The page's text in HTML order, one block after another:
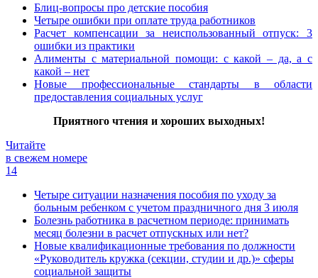
Блиц-вопросы про детские пособия
Четыре ошибки при оплате труда работников
Расчет компенсации за неиспользованный отпуск: 3
ошибки из практики
Алименты с материальной помощи: с какой – да, а с
какой – нет
Новые профессиональные стандарты в области
предоставления социальных услуг
Приятного чтения и хороших выходных!
Читайте
в свежем номере
14
Четыре ситуации назначения пособия по уходу за
больным ребенком с учетом праздничного дня 3 июля
Болезнь работника в расчетном периоде: принимать
месяц болезни в расчет отпускных или нет?
Новые квалификационные требования по должности
«Руководитель кружка (секции, студии и др.)» сферы
социальной защиты